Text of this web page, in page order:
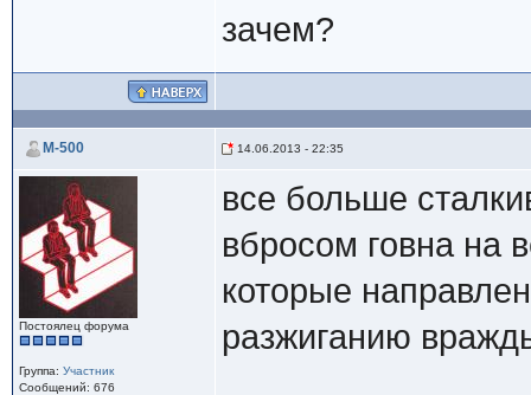
зачем?
M-500 14.06.2013 - 22:35
Постоялец форума
Группа: Участник
Сообщений: 676
все больше
вбросом говна на
которые
разжиганию